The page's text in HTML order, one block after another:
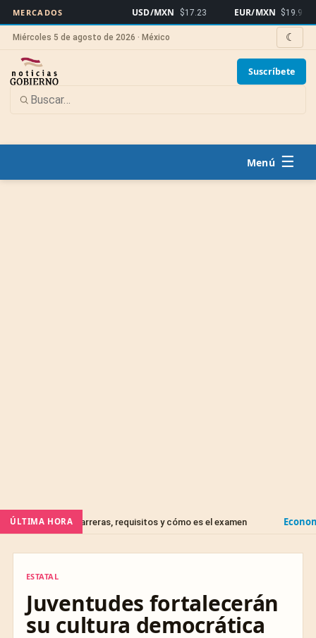
MERCADOS USD/MXN $17.23 EUR/MXN $19.91
Miércoles 5 de agosto de 2026 · México ☾
Suscríbete
☰
ÚLTIMA HORA
carreras, requisitos y cómo es el examen Economía
ESTATAL
Juventudes fortalecerán
su cultura democrática